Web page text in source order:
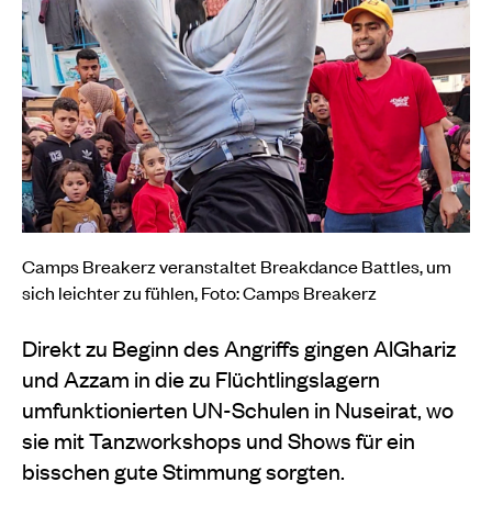
Camps Breakerz veranstaltet Breakdance Battles, um
sich leichter zu fühlen, Foto: Camps Breakerz
Direkt zu Beginn des Angriffs gingen AlGhariz
und Azzam in die zu Flüchtlingslagern
umfunktionierten UN-Schulen in Nuseirat, wo
sie mit Tanzworkshops und Shows für ein
bisschen gute Stimmung sorgten.